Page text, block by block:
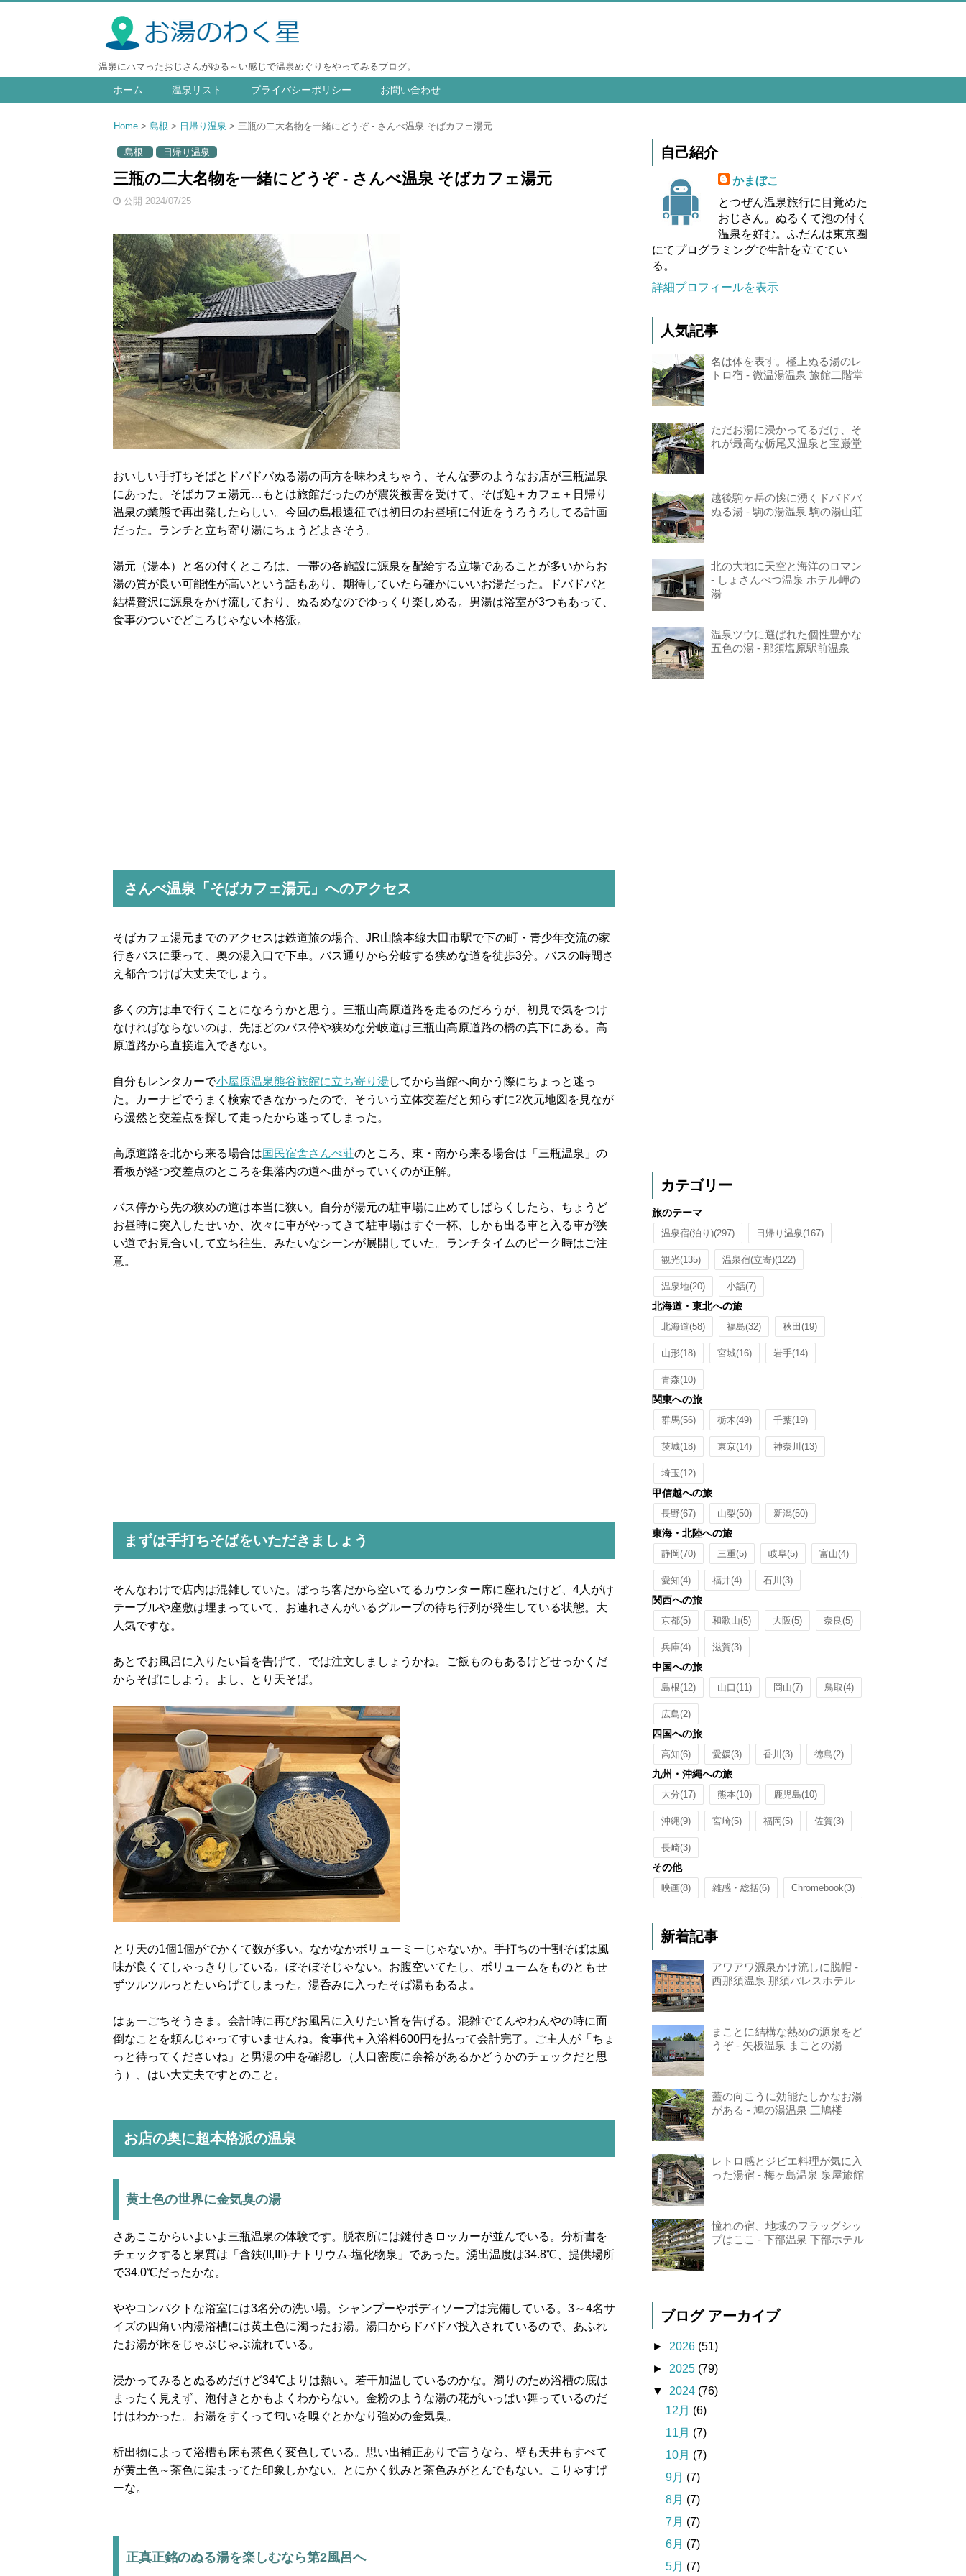
温泉にハマったおじさんがゆる～い感じで温泉めぐりをやってみるブログ。
ホーム 温泉リスト プライバシーポリシー お問い合わせ
Home 島根 日帰り温泉 三瓶の二大名物を一緒にどうぞ - さんべ温泉 そばカフェ湯元
島根 日帰り温泉
三瓶の二大名物を一緒にどうぞ - さんべ温泉 そばカフェ湯元
公開 2024/07/25
おいしい手打ちそばとドバドバぬる湯の両方を味わえちゃう、そんな夢のようなお店が三瓶温泉
にあった。そばカフェ湯元…もとは旅館だったのが震災被害を受けて、そば処＋カフェ＋日帰り
温泉の業態で再出発したらしい。今回の島根遠征では初日のお昼頃に付近をうろうろしてる計画
だった。ランチと立ち寄り湯にちょうどよさそう。
湯元（湯本）と名の付くところは、一帯の各施設に源泉を配給する立場であることが多いからお
湯の質が良い可能性が高いという話もあり、期待していたら確かにいいお湯だった。ドバドバと
結構贅沢に源泉をかけ流しており、ぬるめなのでゆっくり楽しめる。男湯は浴室が3つもあって、
食事のついでどころじゃない本格派。
さんべ温泉「そばカフェ湯元」へのアクセス
そばカフェ湯元までのアクセスは鉄道旅の場合、JR山陰本線大田市駅で下の町・青少年交流の家
行きバスに乗って、奥の湯入口で下車。バス通りから分岐する狭めな道を徒歩3分。バスの時間さ
え都合つけば大丈夫でしょう。
多くの方は車で行くことになろうかと思う。三瓶山高原道路を走るのだろうが、初見で気をつけ
なければならないのは、先ほどのバス停や狭めな分岐道は三瓶山高原道路の橋の真下にある。高
原道路から直接進入できない。
自分もレンタカーで小屋原温泉熊谷旅館に立ち寄り湯してから当館へ向かう際にちょっと迷っ
た。カーナビでうまく検索できなかったので、そういう立体交差だと知らずに2次元地図を見なが
ら漫然と交差点を探して走ったから迷ってしまった。
高原道路を北から来る場合は国民宿舎さんべ荘のところ、東・南から来る場合は「三瓶温泉」の
看板が経つ交差点のところを集落内の道へ曲がっていくのが正解。
バス停から先の狭めの道は本当に狭い。自分が湯元の駐車場に止めてしばらくしたら、ちょうど
お昼時に突入したせいか、次々に車がやってきて駐車場はすぐ一杯、しかも出る車と入る車が狭
い道でお見合いして立ち往生、みたいなシーンが展開していた。ランチタイムのピーク時はご注
意。
まずは手打ちそばをいただきましょう
そんなわけで店内は混雑していた。ぼっち客だから空いてるカウンター席に座れたけど、4人がけ
テーブルや座敷は埋まっていて、お連れさんがいるグループの待ち行列が発生している状態。大
人気ですな。
あとでお風呂に入りたい旨を告げて、では注文しましょうかね。ご飯ものもあるけどせっかくだ
からそばにしよう。よし、とり天そば。
とり天の1個1個がでかくて数が多い。なかなかボリューミーじゃないか。手打ちの十割そばは風
味が良くてしゃっきりしている。ぼそぼそじゃない。お腹空いてたし、ボリュームをものともせ
ずツルツルっとたいらげてしまった。湯呑みに入ったそば湯もあるよ。
はぁーごちそうさま。会計時に再びお風呂に入りたい旨を告げる。混雑でてんやわんやの時に面
倒なことを頼んじゃってすいませんね。食事代＋入浴料600円を払って会計完了。ご主人が「ちょ
っと待ってくださいね」と男湯の中を確認し（人口密度に余裕があるかどうかのチェックだと思
う）、はい大丈夫ですとのこと。
お店の奥に超本格派の温泉
黄土色の世界に金気臭の湯
さあここからいよいよ三瓶温泉の体験です。脱衣所には鍵付きロッカーが並んでいる。分析書を
チェックすると泉質は「含鉄(II,III)-ナトリウム-塩化物泉」であった。湧出温度は34.8℃、提供場所
で34.0℃だったかな。
ややコンパクトな浴室には3名分の洗い場。シャンプーやボディソープは完備している。3～4名サ
イズの四角い内湯浴槽には黄土色に濁ったお湯。湯口からドバドバ投入されているので、あふれ
たお湯が床をじゃぶじゃぶ流れている。
浸かってみるとぬるめだけど34℃よりは熱い。若干加温しているのかな。濁りのため浴槽の底は
まったく見えず、泡付きとかもよくわからない。金粉のような湯の花がいっぱい舞っているのだ
けはわかった。お湯をすくって匂いを嗅ぐとかなり強めの金気臭。
析出物によって浴槽も床も茶色く変色している。思い出補正ありで言うなら、壁も天井もすべて
が黄土色～茶色に染まってた印象しかない。とにかく鉄みと茶色みがとんでもない。こりゃすげ
ーな。
正真正銘のぬる湯を楽しむなら第2風呂へ
自己紹介
かまぼこ
とつぜん温泉旅行に目覚めた
おじさん。ぬるくて泡の付く
温泉を好む。ふだんは東京圏
にてプログラミングで生計を立ててい
る。
詳細プロフィールを表示
人気記事
名は体を表す。極上ぬる湯のレ
トロ宿 - 微温湯温泉 旅館二階堂
ただお湯に浸かってるだけ、そ
れが最高な栃尾又温泉と宝巌堂
越後駒ヶ岳の懐に湧くドバドバ
ぬる湯 - 駒の湯温泉 駒の湯山荘
北の大地に天空と海洋のロマン
- しょさんべつ温泉 ホテル岬の
湯
温泉ツウに選ばれた個性豊かな
五色の湯 - 那須塩原駅前温泉
カテゴリー
旅のテーマ
温泉宿(泊り)(297) 日帰り温泉(167)
観光(135) 温泉宿(立寄)(122)
温泉地(20) 小話(7)
北海道・東北への旅
北海道(58) 福島(32) 秋田 (19)
山形(18) 宮城(16) 岩手(14)
青森(10)
関東への旅
群馬(56) 栃木(49) 千葉(19)
茨城(18) 東京(14) 神奈川 (13)
埼玉(12)
甲信越への旅
長野(67) 山梨(50) 新潟(50)
東海・北陸への旅
静岡(70) 三重(5) 岐阜(5) 富山(4)
愛知(4) 福井(4) 石川 (3)
関西への旅
京都(5) 和歌山(5) 大阪(5) 奈良(5)
兵庫(4) 滋賀(3)
中国への旅
島根(12) 山口(11) 岡山(7) 鳥取(4)
広島(2)
四国への旅
高知(6) 愛媛(3) 香川 (3) 徳島(2)
九州・沖縄への旅
大分(17) 熊本(10) 鹿児島(10)
沖縄(9) 宮崎(5) 福岡(5) 佐賀(3)
長崎(3)
その他
映画(8) 雑感・総括(6) Chromebook(3)
新着記事
アワアワ源泉かけ流しに脱帽 -
西那須温泉 那須パレスホテル
まことに結構な熱めの源泉をど
うぞ - 矢板温泉 まことの湯
蓋の向こうに効能たしかなお湯
がある - 鳩の湯温泉 三鳩楼
レトロ感とジビエ料理が気に入
った湯宿 - 梅ヶ島温泉 泉屋旅館
憧れの宿、地域のフラッグシッ
プはここ - 下部温泉 下部ホテル
ブログ アーカイブ
► 2026 (51)
► 2025 (79)
▼ 2024 (76)
12月 (6)
11月 (7)
10月 (7)
9月 (7)
8月 (7)
7月 (7)
6月 (7)
5月 (7)